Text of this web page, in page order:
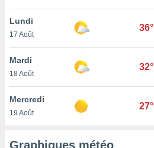
que
et que
Lundi
17 Août
36°
Mardi
18 Août
32°
Mercredi
19 Août
27°
Graphiques météo